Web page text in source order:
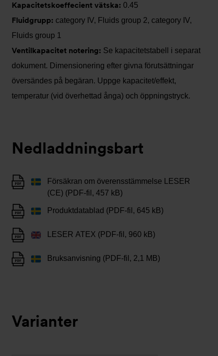
Kapacitetskoeffecient vätska: 0.45
Fluidgrupp: category IV, Fluids group 2, category IV,
Fluids group 1
Ventilkapacitet notering: Se kapacitetstabell i separat
dokument. Dimensionering efter givna förutsättningar
översändes på begäran. Uppge kapacitet/effekt,
temperatur (vid överhettad ånga) och öppningstryck.
Nedladdningsbart
Försäkran om överensstämmelse LESER
(CE) (PDF-fil, 457 kB)
Produktdatablad (PDF-fil, 645 kB)
LESER ATEX (PDF-fil, 960 kB)
Bruksanvisning (PDF-fil, 2,1 MB)
Varianter